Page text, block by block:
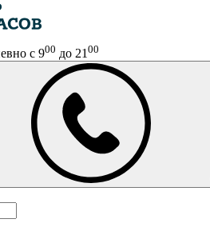
с 900 до 21 00